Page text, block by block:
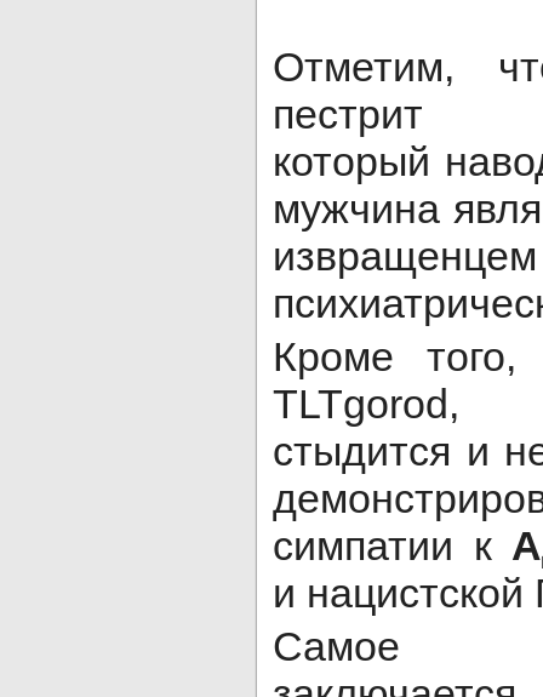
Отметим,
пестрит
который
мужчина
Кроме
стыдится и
симпатии к
и
Самое